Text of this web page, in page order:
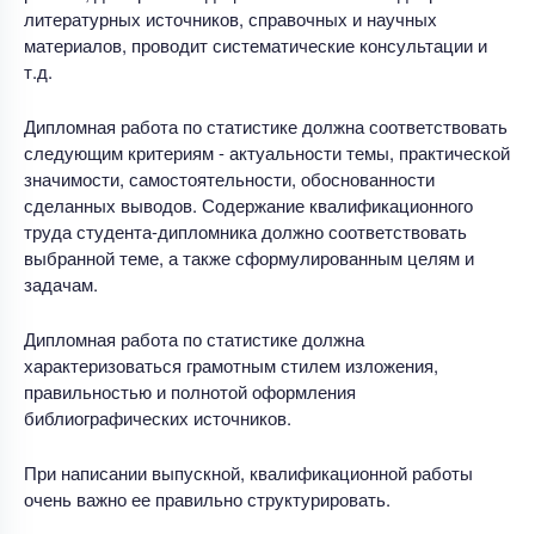
литературных источников, справочных и научных
материалов, проводит систематические консультации и
т.д.
Дипломная работа по статистике должна соответствовать
следующим критериям - актуальности темы, практической
значимости, самостоятельности, обоснованности
сделанных выводов. Содержание квалификационного
труда студента-дипломника должно соответствовать
выбранной теме, а также сформулированным целям и
задачам.
Дипломная работа по статистике должна
характеризоваться грамотным стилем изложения,
правильностью и полнотой оформления
библиографических источников.
При написании выпускной, квалификационной работы
очень важно ее правильно структурировать.